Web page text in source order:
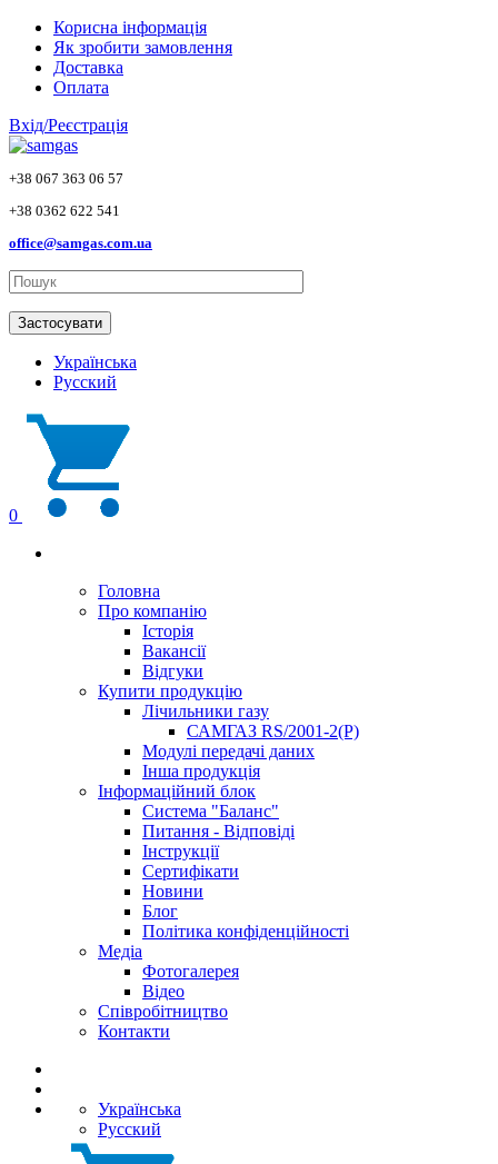
Skip to main content
Корисна інформація
Як зробити замовлення
Доставка
Оплата
Вхід/Реєстрація
+38 067 363 06 57
+38 0362 622 541
office@samgas.com.ua
Застосувати
Українська
Русский
0
Головна
Про компанію
Історія
Вакансії
Відгуки
Купити продукцію
Лічильники газу
САМГАЗ RS/2001-2(Р)
Модулі передачі даних
Інша продукція
Інформаційний блок
Система "Баланс"
Питання - Відповіді
Інструкції
Сертифікати
Новини
Блог
Політика конфіденційності
Медіа
Фотогалерея
Відео
Співробітництво
Контакти
Українська
Русский